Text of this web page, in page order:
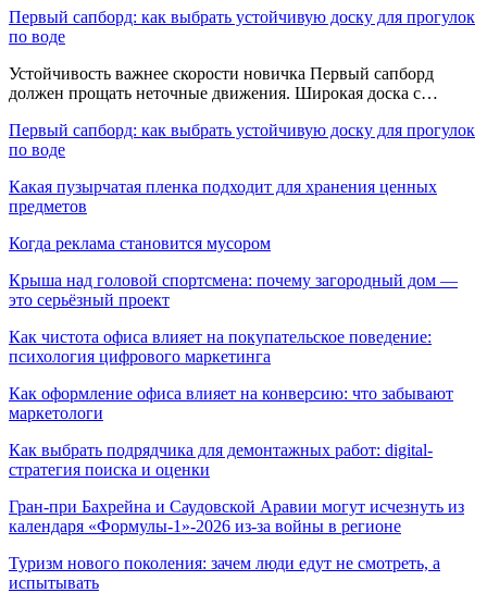
Первый сапборд: как выбрать устойчивую доску для прогулок
по воде
Устойчивость важнее скорости новичка Первый сапборд
должен прощать неточные движения. Широкая доска с…
Первый сапборд: как выбрать устойчивую доску для прогулок
по воде
Какая пузырчатая пленка подходит для хранения ценных
предметов
Когда реклама становится мусором
Крыша над головой спортсмена: почему загородный дом —
это серьёзный проект
Как чистота офиса влияет на покупательское поведение:
психология цифрового маркетинга
Как оформление офиса влияет на конверсию: что забывают
маркетологи
Как выбрать подрядчика для демонтажных работ: digital-
стратегия поиска и оценки
Гран-при Бахрейна и Саудовской Аравии могут исчезнуть из
календаря «Формулы-1»-2026 из-за войны в регионе
Туризм нового поколения: зачем люди едут не смотреть, а
испытывать